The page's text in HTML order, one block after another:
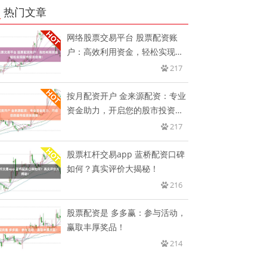
热门文章
网络股票交易平台 股票配资账
户：高效利用资金，轻松实现股
217
按月配资开户 金来源配资：专业
资金助力，开启您的股市投资新
217
股票杠杆交易app 蓝桥配资口碑
如何？真实评价大揭秘！
216
股票配资是 多多赢：参与活动，
赢取丰厚奖品！
214